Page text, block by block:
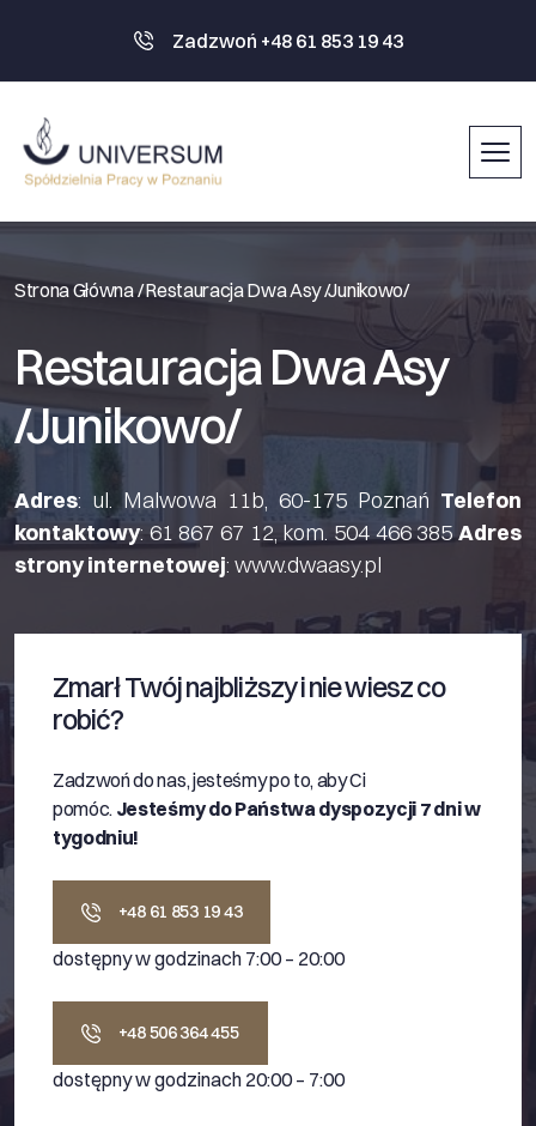
Zadzwoń +48 61 853 19 43
Strona Główna /Restauracja Dwa Asy /Junikowo/
Restauracja Dwa Asy
/Junikowo/
Adres: ul. Malwowa 11b, 60-175 Poznań Telefon
kontaktowy: 61 867 67 12, kom. 504 466 385 Adres
strony internetowej: www.dwaasy.pl
Zmarł Twój najbliższy i nie wiesz co
robić?
Zadzwoń do nas, jesteśmy po to, aby Ci
pomóc. Jesteśmy do Państwa dyspozycji 7 dni w
tygodniu!
+48 61 853 19 43
dostępny w godzinach 7:00 – 20:00
+48 506 364 455
dostępny w godzinach 20:00 – 7:00